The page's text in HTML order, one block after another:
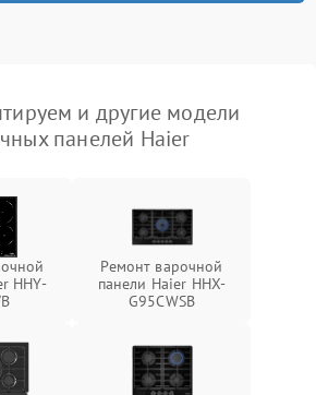
и другие модели
панелей Haier
HHY-
Ремонт варочной
панели Haier HHX-
G95CWSB